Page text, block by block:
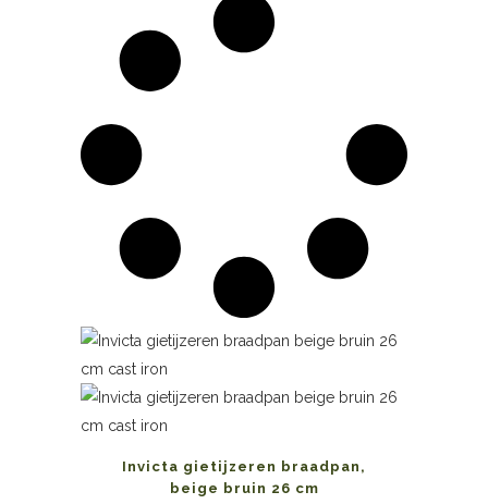
Invicta gietijzeren braadpan,
beige bruin 26 cm